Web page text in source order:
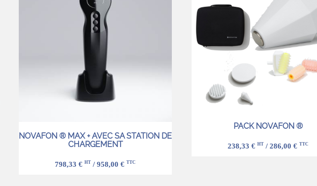
NOVAFON ® MAX + AVEC SA STATION DE
CHARGEMENT
798,33 € HT / 958,00 € TTC
PACK NOVAFON ®
238,33 € HT / 286,00 € TTC